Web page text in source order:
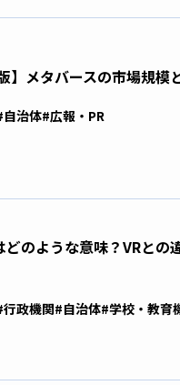
】メタバースの市場規
自治体#広報・PR
どのような意味？VRと
行政機関#自治体#学校・教育